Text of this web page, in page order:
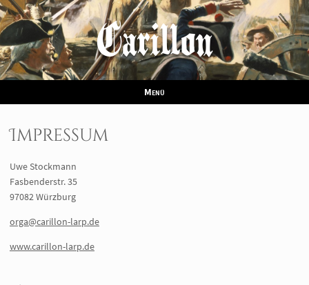
Carillon
Menü
Impressum
Uwe Stockmann
Fasbenderstr. 35
97082 Würzburg
orga@carillon-larp.de
www.carillon-larp.de